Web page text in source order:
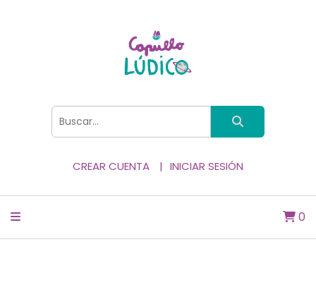
CREAR CUENTA INICIAR SESIÓN
0